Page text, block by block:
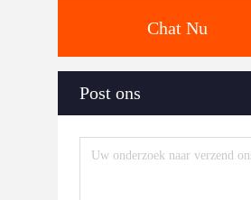
Chat Nu
Post ons